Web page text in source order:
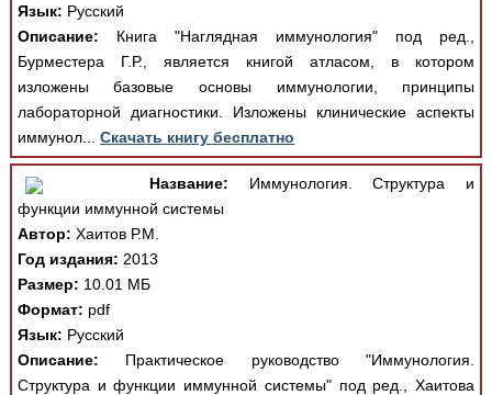
Язык: Русский
Описание: Книга "Наглядная иммунология" под ред.,
Бурместера Г.Р., является книгой атласом, в котором
изложены базовые основы иммунологии, принципы
лабораторной диагностики. Изложены клинические аспекты
иммунол... Скачать книгу бесплатно
Название: Иммунология. Структура и
функции иммунной системы
Автор: Хаитов Р.М.
Год издания: 2013
Размер: 10.01 МБ
Формат: pdf
Язык: Русский
Описание: Практическое руководство "Иммунология.
Структура и функции иммунной системы" под ред., Хаитова